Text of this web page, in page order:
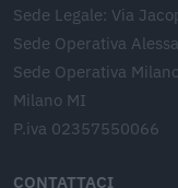
Sede Legale: Via
Sede Operativa
Sede Operativa
Milano MI
P.iva 02357550066
CONTATTACI